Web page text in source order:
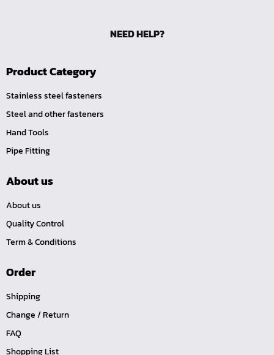
สามทางเสียบสายทองเหลือง (S)
ลดเหลี่ยมทองเหลือง (LO)
ปลั๊กอุดทองเหลือง (P)
นิปเปิ้ลทองเหลืองเกลียวใน (NI)
นิปเปิ้ลทองเหลืองเกลียวนอก (NO)
นิปเปิ้ลทองเหลืองเกลียวใน-นอก (NOI)
ข้อต่อเกลียวในเสียบสาย (TI)
ข้อต่อเกลียวนอกเสียบสาย (TO)
TOOL-คอปเปอร์-SM
TOOL-คอปเปอร์-SH
TOOL-คอปเปอร์-PM
TOOL-คอปเปอร์-PH
NEED HELP?
Product Category
Stainless steel fasteners
Steel and other fasteners
Hand Tools
Pipe Fitting
About us
About us
Quality Control
Term & Conditions
Order
Shipping
Change / Return
FAQ
Shopping List